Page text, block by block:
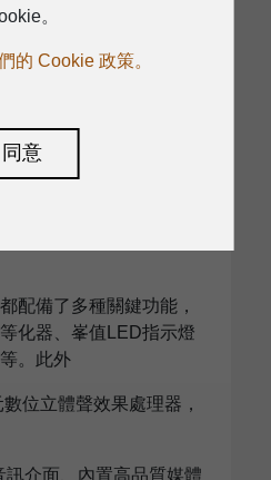
靈活、超低噪音的16聲
配備了多種關鍵功能，
化器、峯值LED指示燈
。此外
位立體聲效果處理器，
訊介面、內置高品質媒體
。
的 Cookie 政策。
同意